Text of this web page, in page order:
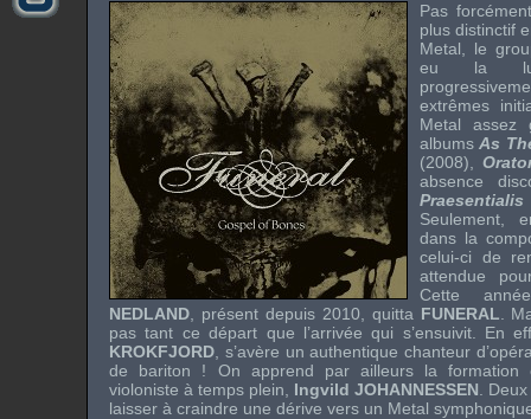
Pas
plus distinctif
Metal, le
eu la
extrêmes
Metal assez
albumsAs
(2008),
absence
Seulement,
dans la
celui-ci de
attendue
Cette
NEDLAND , présent depuis 2010, quitta FUNERAL .
pas tant ce départ que l’arrivée qui s’ensuivit. En
KROKFJORD , s’avère un authentique chanteur
de bariton ! On apprend par ailleurs la formation
violoniste à temps plein, Ingvild JOHANNESSEN .
laisser à craindre une dérive vers un Metal